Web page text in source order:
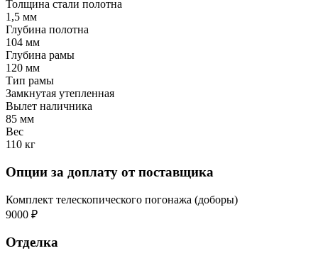
Толщина стали полотна
1,5 мм
Глубина полотна
104 мм
Глубина рамы
120 мм
Тип рамы
Замкнутая утепленная
Вылет наличника
85 мм
Вес
110 кг
Опции за доплату от поставщика
Комплект телескопического погонажа (доборы)
9000 ₽
Отделка